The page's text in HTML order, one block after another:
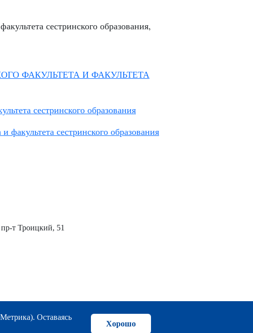
сестринского образования,
ФАКУЛЬТЕТА И ФАКУЛЬТЕТА
сестринского образования
факультета сестринского образования
т Троицкий, 51
Оставаясь
Хорошо